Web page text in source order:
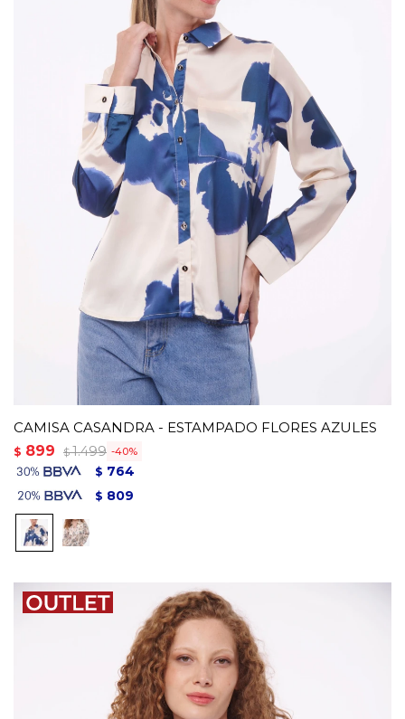
CAMISA CASANDRA - ESTAMPADO FLORES AZULES
$ 899 $ 1.499 40
$ 764
$ 809